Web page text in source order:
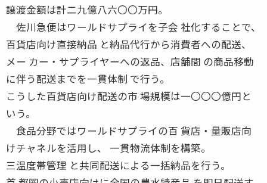
譲渡金額は計二九億八六〇〇万円。
佐川急便はワールドサプライを子会 社化することで、
百貨店向け直接納品 と納品代行から消費者への配送、
メー カー・サプライヤーへの返品、店舗間 の商品移動
に伴う配送までを一貫体制 で行う。
こうした百貨店向け配送の市 場規模は一〇〇〇億円と
いう。
食品分野ではワールドサプライの百 貨店・量販店向
けチャネルを活用し、 一貫物流体制を構築。
三温度帯管理 と共同配送による一括納品を行う。